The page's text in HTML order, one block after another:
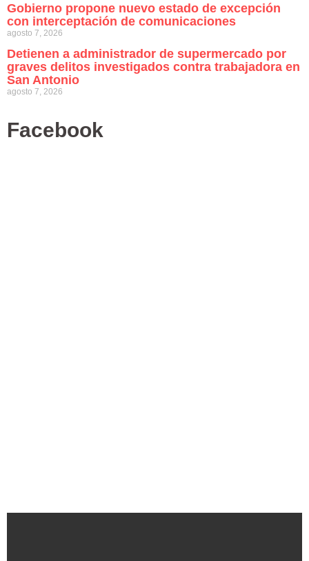
Gobierno propone nuevo estado de excepción
con interceptación de comunicaciones
agosto 7, 2026
Detienen a administrador de supermercado por
graves delitos investigados contra trabajadora en
San Antonio
agosto 7, 2026
Facebook